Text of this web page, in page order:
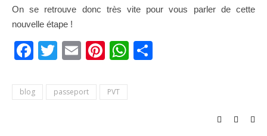
On se retrouve donc très vite pour vous parler de cette
nouvelle étape !
Facebook
Twitter
EmailPinterest
WhatsApp
blog passeport PVT